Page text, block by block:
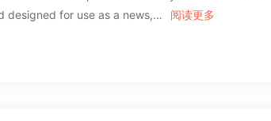
designed for use as a news,…
阅读更多